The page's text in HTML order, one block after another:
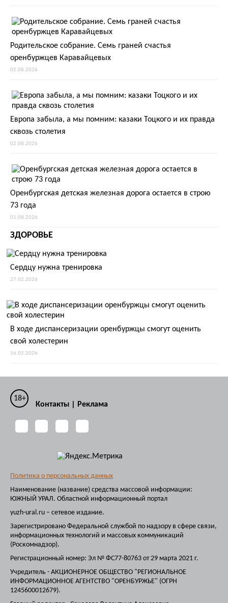
Родительское собрание. Семь граней счастья
оренбуржцев Каравайцевых
02.08.2026
Европа забыла, а мы помним: казаки Тоцкого и их правда
сквозь столетия
02.08.2026
Оренбургская детская железная дорога остается в строю
73 года
01.08.2026
ЗДОРОВЬЕ
Сердцу нужна тренировка
27.02.2026
В ходе диспансеризации оренбуржцы смогут оценить
свой холестерин
16.02.2026
18+
Контакты Реклама
Политика о персональных данных
Наименование (название) средства массовой информации:
ЮЖНЫЙ УРАЛ. Областной информационный портал
yuzh-ural.ru – сетевое издание.
Зарегистрировано Федеральной службой по надзору в сфере связи,
информационных технологий и массовых коммуникаций
(Роскомнадзор).
Регистрационный номер: Эл № ФС77-80763 от 29 марта 2021 г.
Учредитель - АКЦИОНЕРНОЕ ОБЩЕСТВО "РЕГИОНАЛЬНОЕ
ИНФОРМАЦИОННОЕ АГЕНТСТВО "ОРЕНБУРЖЬЕ" (ОГРН
1245600012679).